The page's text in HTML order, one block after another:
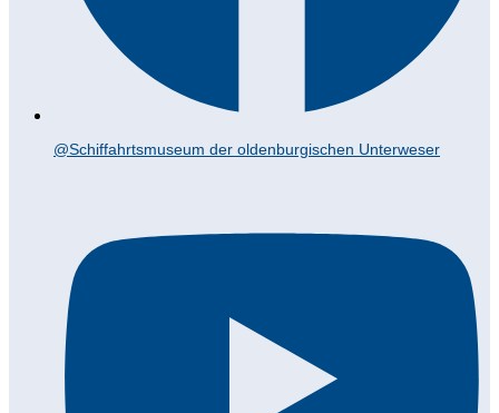
@Schiffahrtsmuseum der oldenburgischen Unterweser